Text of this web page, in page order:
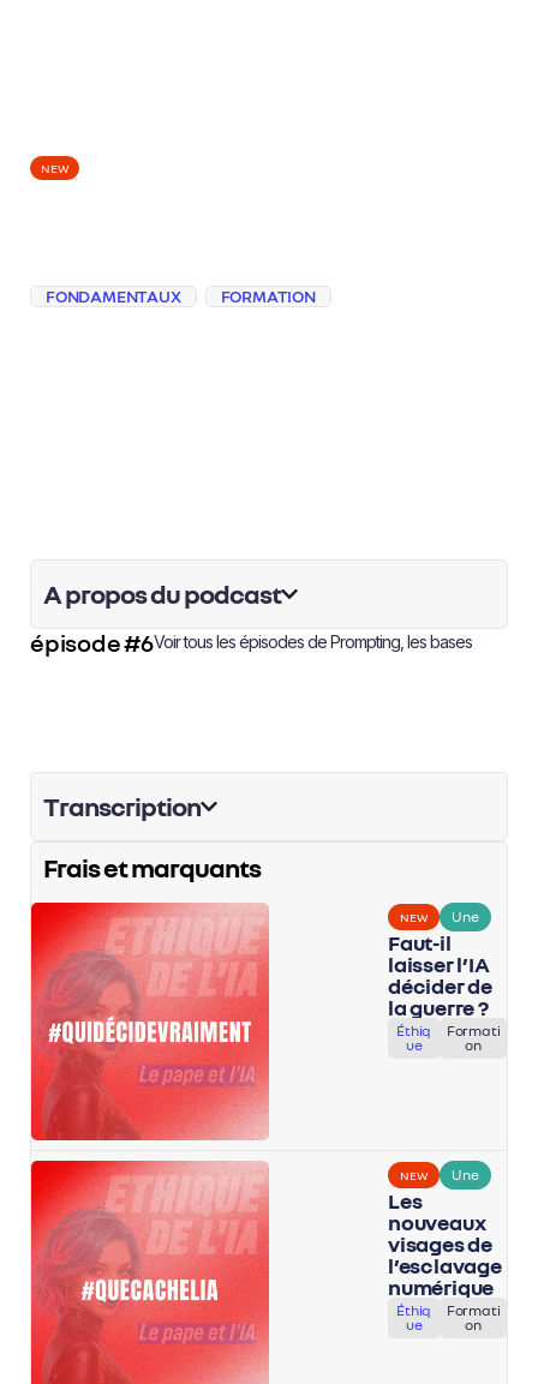
NEW
FONDAMENTAUX FORMATION
A propos du podcast
épisode #6Voir tous les épisodes dePrompting, les bases
Transcription
Frais et marquants
NEW Une
Faut-il
laisser l’IA
décider de
la guerre ?
Éthiq
ue
Formati
on
NEW Une
Les
nouveaux
visages de
l’esclavage
numérique
Éthiq
ue
Formati
on